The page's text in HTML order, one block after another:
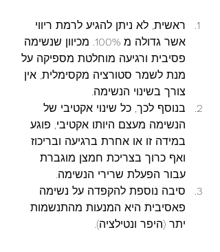
ראשית, לא ניתן להגיע לרמת ריווי
אשר גדולה מ 100%. מכיוון שנשימה
פסיבית ורגיעה מוחלטת מספיקה על
מנת לשמר סטורציה מקסימלית, אין
צורך בשינוי הנשימה.
בנוסף לכך, כל שינוי אקטיבי של
הנשימה מעצם היותו אקטיבי, פוגע
במידה זו או אחרת ברגיעה ובריכוז
ואף כרוך בצריכת חמצן מוגברת
עבור הפעלת שרירי הנשימה.
סיבה נוספת להקפדה על נשימה
פאסיבית היא המנעות מהתנשמות
יתר (היפר ונטילציה).